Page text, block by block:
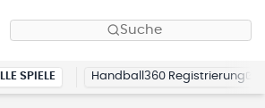
Suche
SPIELE Handball360 Registrierung